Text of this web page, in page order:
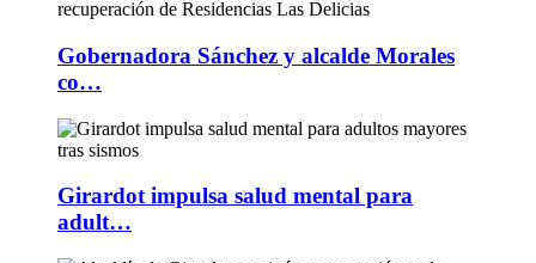
Gobernadora Sánchez y alcalde Morales
co…
Girardot impulsa salud mental para
adult…